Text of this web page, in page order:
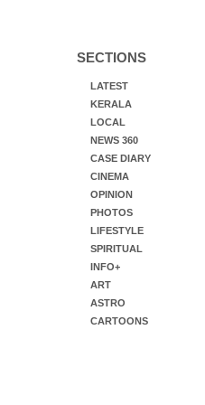
SECTIONS
LATEST
KERALA
LOCAL
NEWS 360
CASE DIARY
CINEMA
OPINION
PHOTOS
LIFESTYLE
SPIRITUAL
INFO+
ART
ASTRO
CARTOONS